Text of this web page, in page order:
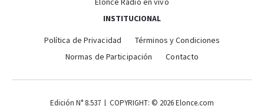
Elonce Radio en vivo
INSTITUCIONAL
Política de Privacidad
Términos y Condiciones
Normas de Participación
Contacto
Edición N° 8.537 | COPYRIGHT: © 2026 Elonce.com